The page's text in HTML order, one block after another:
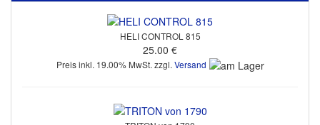
HELI CONTROL 815
25.00 €
Preis inkl. 19.00% MwSt. zzgl. Versand